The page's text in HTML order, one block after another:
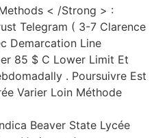
< /Strong > :
Telegram ( 3-7 Clarence
Demarcation Line
85 $ C Lower Limit Et
. Poursuivre Est
Varier Loin Méthode
Beaver State Lycée